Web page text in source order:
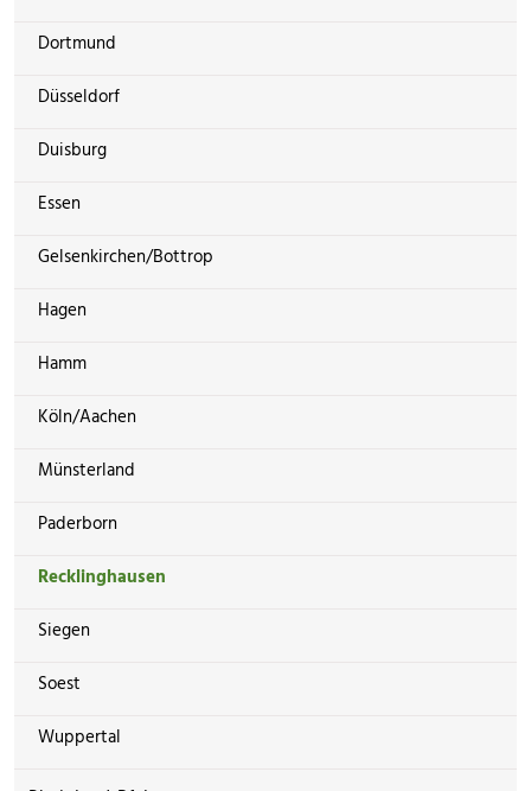
Dortmund
Düsseldorf
Duisburg
Essen
Gelsenkirchen/Bottrop
Hagen
Hamm
Köln/Aachen
Münsterland
Paderborn
Recklinghausen
Siegen
Soest
Wuppertal